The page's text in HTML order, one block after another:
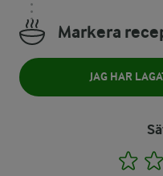
Markera
JAG HAR
1